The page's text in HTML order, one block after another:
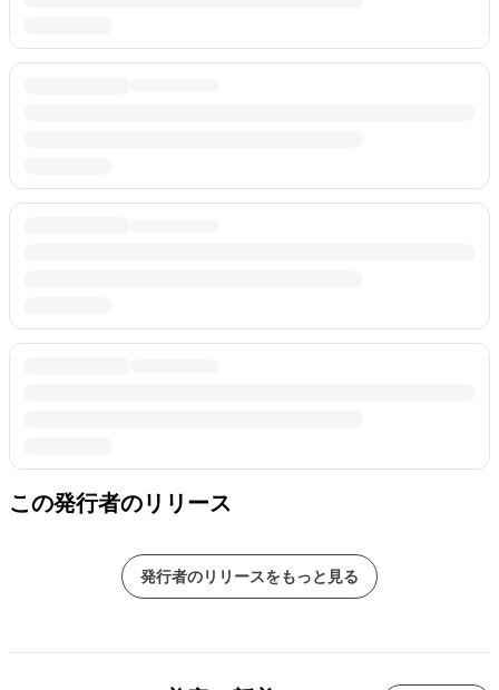
この発行者のリリース
発行者のリリースをもっと見る